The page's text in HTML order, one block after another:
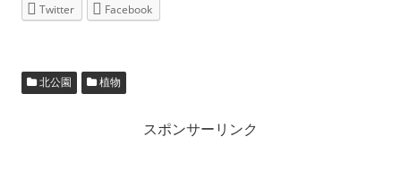
Twitter Facebook
北公園 植物
スポンサーリンク